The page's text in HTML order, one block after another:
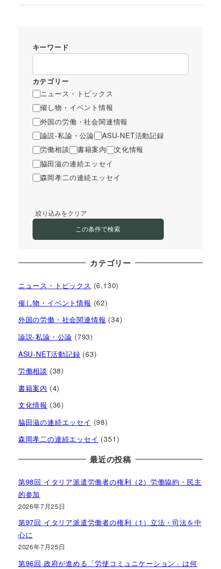
キーワード
カテゴリー
ニュース・トピックス
催し物・イベント情報
外国の労働・社会関連情報
論説-私論・公論
ASU-NET活動記録
労働相談
書籍案内
文化情報
脇田滋の連続エッセイ
森岡孝二の連続エッセイ
絞り込みをクリア
この条件で検索
カテゴリー
ニュース・トピックス (6,130)
催し物・イベント情報 (62)
外国の労働・社会関連情報 (34)
論説-私論・公論 (793)
ASU-NET活動記録 (63)
労働相談 (38)
書籍案内 (4)
文化情報 (36)
脇田滋の連続エッセイ (98)
森岡孝二の連続エッセイ (351)
最近の投稿
第98回 イタリア派遣労働者の権利（2）労働協約・民主
的参加
2026年7月25日
第97回 イタリア派遣労働者の権利（1）立法・司法を中
心に
2026年7月25日
第96回 政府が進める「労使コミュニケーション」は何